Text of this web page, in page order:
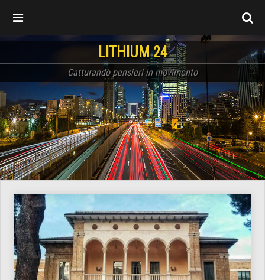
LITHIUM 24
Catturando pensieri in movimento